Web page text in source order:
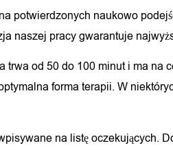
potwierdzonych naukowo
naszej pracy gwarantuje
od 50 do 100 minut i ma
forma terapii. W
na listę oczekujących.